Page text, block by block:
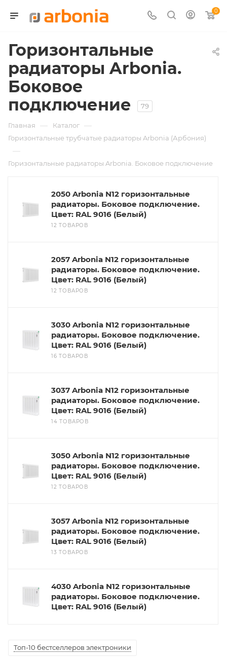
0
Горизонтальные
радиаторы Arbonia.
Боковое
подключение
79
Главная — Каталог —
Горизонтальные трубчатые радиаторы Arbonia (Арбония)
—
Горизонтальные радиаторы Arbonia. Боковое подключение
2050 Arbonia N12 горизонтальные
радиаторы. Боковое подключение.
Цвет: RAL 9016 (Белый)
12 ТОВАРОВ
2057 Arbonia N12 горизонтальные
радиаторы. Боковое подключение.
Цвет: RAL 9016 (Белый)
12 ТОВАРОВ
3030 Arbonia N12 горизонтальные
радиаторы. Боковое подключение.
Цвет: RAL 9016 (Белый)
16 ТОВАРОВ
3037 Arbonia N12 горизонтальные
радиаторы. Боковое подключение.
Цвет: RAL 9016 (Белый)
14 ТОВАРОВ
3050 Arbonia N12 горизонтальные
радиаторы. Боковое подключение.
Цвет: RAL 9016 (Белый)
12 ТОВАРОВ
3057 Arbonia N12 горизонтальные
радиаторы. Боковое подключение.
Цвет: RAL 9016 (Белый)
13 ТОВАРОВ
4030 Arbonia N12 горизонтальные
радиаторы. Боковое подключение.
Цвет: RAL 9016 (Белый)
Топ-10 бестселлеров электроники